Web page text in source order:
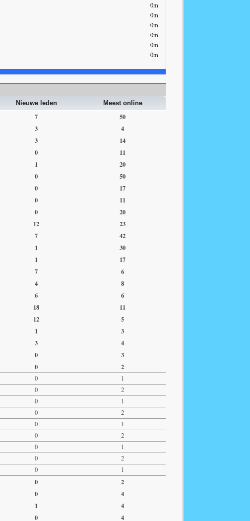
0m
0m
0m
0m
0m
0m
Nieuwe leden Meest online
7
50
3
4
3
14
0
11
1
20
0
50
0
17
0
11
0
20
12
23
7
42
1
30
1
17
7
6
4
8
6
6
18
11
12
5
1
3
3
4
0
3
0 2
0
1
0
2
0
1
0
2
0
1
0
2
0
1
0
2
0 1
0
2
0
4
1
4
0 4